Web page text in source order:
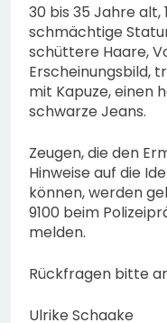
30 bis 35 Jahre alt,
schmächtige
schüttere Haare,
Erscheinungsbild,
mit Kapuze, einen
schwarze Jeans.
Zeugen, die den
Hinweise auf die
können, werden
9100 beim
melden.
Rückfragen bitte
Ulrike Schaake